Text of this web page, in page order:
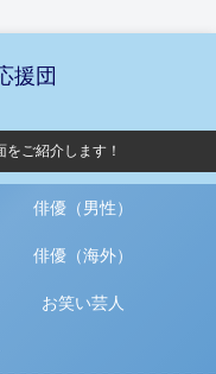
援団
ご紹介します！
俳優（男性）
俳優（海外）
お笑い芸人